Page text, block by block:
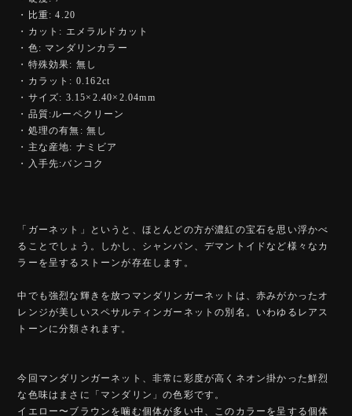
・比重: 4.20
・カット: エメラルドカット
・色: マンダリンカラー
・特殊効果: 無し
・カラット: 0.162ct
・サイズ: 3.15×2.40×2.04mm
・品質:ルーペクリーン
・処理の有無: 無し
・主な産地: ナミビア
・入手先:バンコク
「ガーネット」というと、ほとんどの方が濃紅の宝石を思い浮かべ
ることでしょう。しかし、シャンパン、デマントイドなど様々なカ
ラーを呈するストーンが存在します。
中でも強烈な輝きを放つマンダリンガーネットは、赤みがかったオ
レンジが美しいスペサルティンガーネットの別名。いわゆるレアス
トーンに分類されます。
今回マンダリンガーネット、非常に彩度が高くネオン掛かった鮮烈
な色味はまさに「マンダリン」の色彩です。
イエロー〜ブラウンを噛む個体が多い中、このカラーを呈する個体